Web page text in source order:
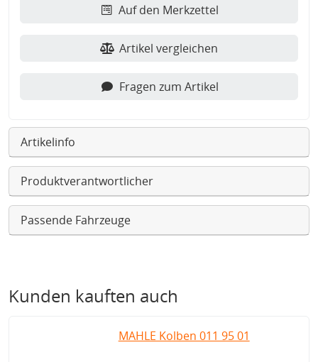
Auf den Merkzettel
Artikel vergleichen
Fragen zum Artikel
Artikelinfo
Produktverantwortlicher
Passende Fahrzeuge
Kunden kauften auch
MAHLE Kolben 011 95 01